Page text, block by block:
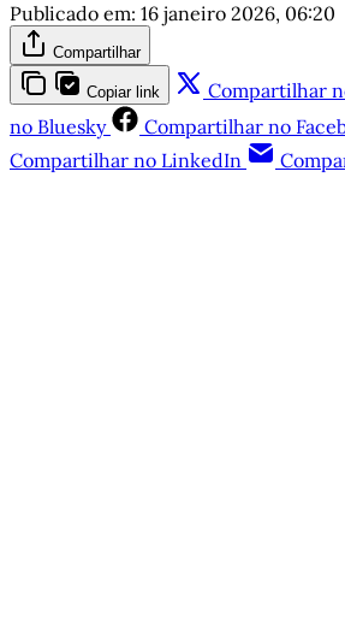
Publicado em: 16 janeiro 2026, 06:20
Compartilhar
Copiar link Compartilhar
no Bluesky
Compartilhar no
Compartilhar no LinkedIn